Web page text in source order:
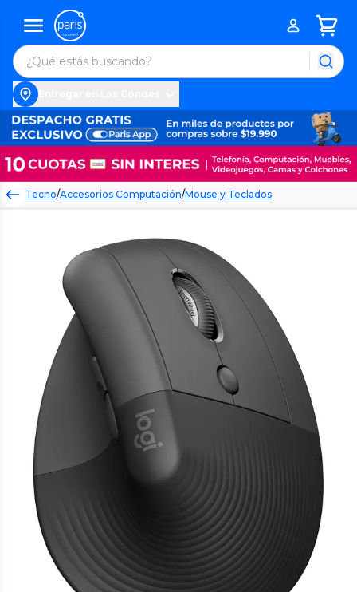
Tecno/Accesorios Computación/Mouse y Teclados